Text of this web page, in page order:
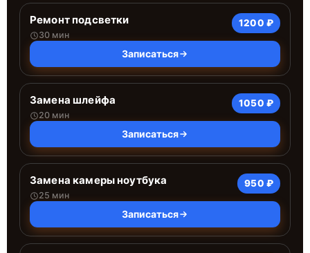
Ремонт подсветки
30 мин
1200 ₽
Записаться
Замена шлейфа
20 мин
1050 ₽
Записаться
Замена камеры ноутбука
25 мин
950 ₽
Записаться